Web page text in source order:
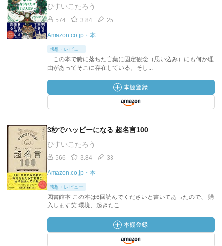
ひすいこたろう
574 3.84 25
Amazon.co.jp・本
感想・レビュー
この本で腑に落ちた言葉に固定観念（思い込み）にも何か理
由があってそこに存在している。そし...
3秒でハッピーになる 超名言100
ひすいこたろう
566 3.84 33
Amazon.co.jp・本
感想・レビュー
図書館本 この本は6回読んでくださいと書いてあったので、 購
入します笑 環境、起きたこ...